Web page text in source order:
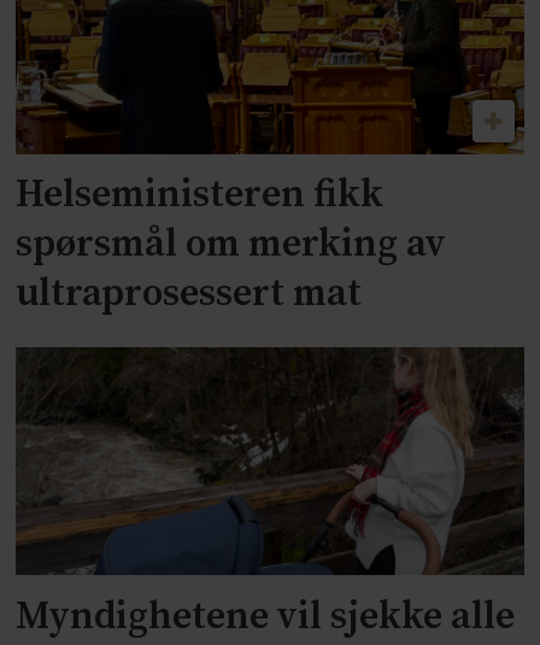
Helseministeren fikk
spørsmål om merking av
ultraprosessert mat
Myndighetene vil sjekke alle